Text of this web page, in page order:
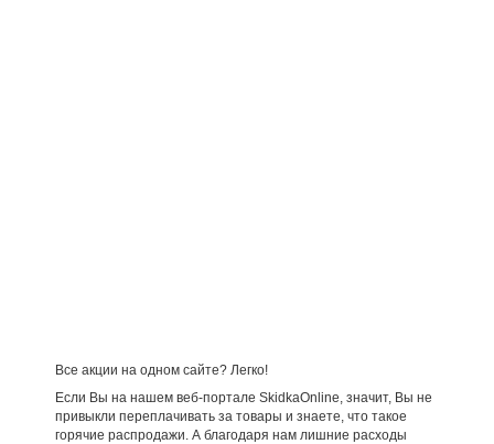
Все акции на одном сайте? Легко!
Если Вы на нашем веб-портале SkidkaOnline, значит, Вы не
привыкли переплачивать за товары и знаете, что такое
горячие распродажи. А благодаря нам лишние расходы